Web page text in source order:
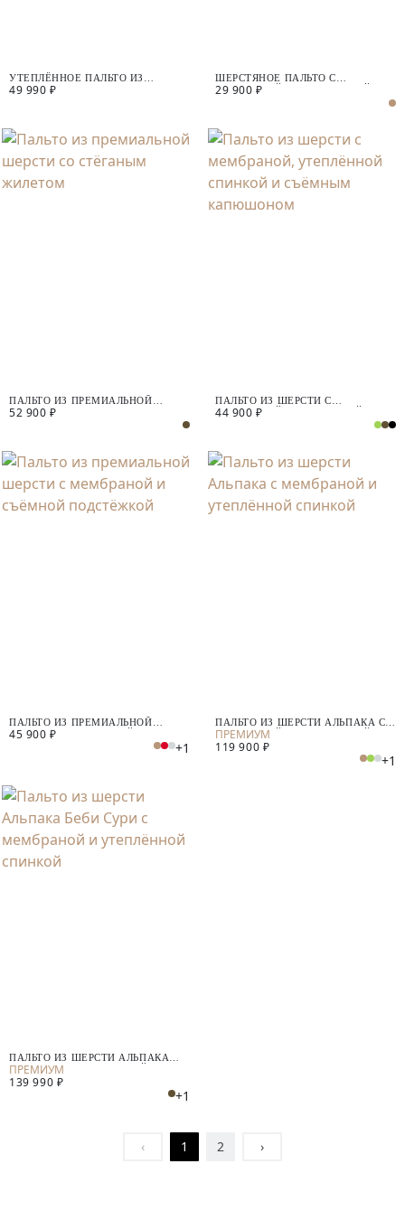
УТЕПЛЁННОЕ ПАЛЬТО ИЗ
ШЕРСТИ С ПОДОГРЕВОМ
49 990 ₽
ШЕРСТЯНОЕ ПАЛЬТО С
МЕМБРАНОЙ И УТЕПЛЁННОЙ
29 900 ₽
ПАЛЬТО ИЗ ПРЕМИАЛЬНОЙ
ШЕРСТИ СО СТЁГАНЫМ
52 900 ₽
ПАЛЬТО ИЗ ШЕРСТИ С
МЕМБРАНОЙ, УТЕПЛЁННОЙ
44 900 ₽
ПАЛЬТО ИЗ ПРЕМИАЛЬНОЙ
ШЕРСТИ С МЕМБРАНОЙ И
45 900 ₽
+1
ПАЛЬТО ИЗ ШЕРСТИ АЛЬПАКА С
МЕМБРАНОЙ И УТЕПЛЁННОЙ
СПИНКОЙ
119 900 ₽
+1
ПАЛЬТО ИЗ ШЕРСТИ АЛЬПАКА
БЕБИ СУРИ С МЕМБРАНОЙ И
УТЕПЛЁННОЙ СПИНКОЙ
139 990 ₽
+1
‹ 1 2 ›